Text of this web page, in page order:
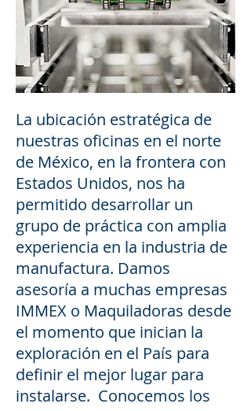
La ubicación estratégica de
nuestras oficinas en el norte
de México, en la frontera con
Estados Unidos, nos ha
permitido desarrollar un
grupo de práctica con amplia
experiencia en la industria de
manufactura. Damos
asesoría a muchas empresas
IMMEX o Maquiladoras desde
el momento que inician la
exploración en el País para
definir el mejor lugar para
instalarse. Conocemos los